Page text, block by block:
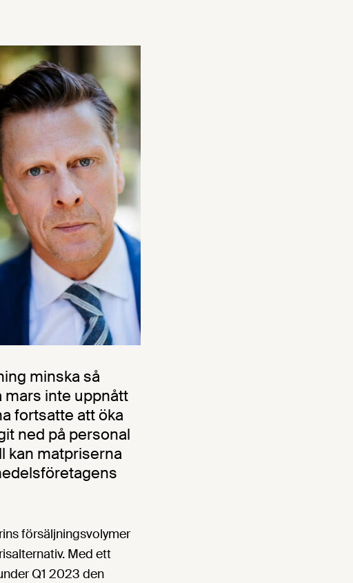
minska så
mars inte uppnått
fortsatte att öka
ned på personal
kan matpriserna
försäljningsvolymer
Med ett
Q1 2023 den